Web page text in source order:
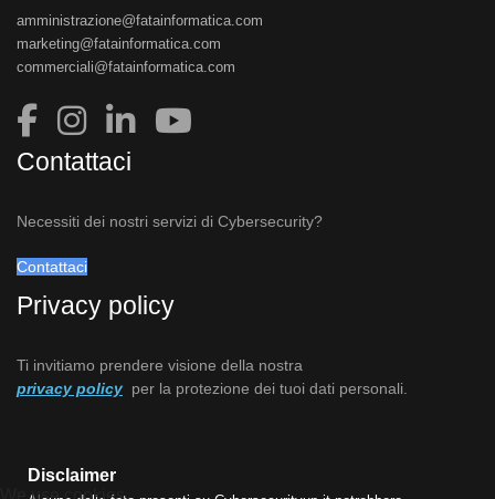
amministrazione@fatainformatica.com
marketing@fatainformatica.com
commerciali@fatainformatica.com
Contattaci
Necessiti dei nostri servizi di Cybersecurity?
Contattaci
Privacy policy
Ti invitiamo prendere visione della nostra
privacy policy per la protezione dei tuoi dati personali.
Disclaimer
We use cookies